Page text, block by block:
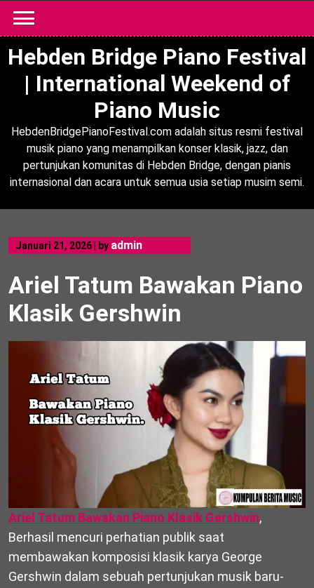
content
Hebden Bridge Piano Festival
| International Weekend of
Piano Music
HebdenBridgePianoFestival.com adalah situs resmi festival
musik piano yang menampilkan konser klasik, jazz, dan
pertunjukan komunitas di Hebden Bridge, dengan pianis
internasional dan acara untuk semua usia setiap musim semi.
Januari 21, 2026 by admin
Ariel Tatum Bawakan Piano
Klasik Gershwin
Ariel Tatum Bawakan Piano Klasik Gershwin,
Berhasil mencuri perhatian publik saat
membawakan komposisi klasik karya George
Gershwin dalam sebuah pertunjukan musik baru-